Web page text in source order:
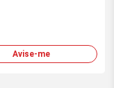
Avise-me